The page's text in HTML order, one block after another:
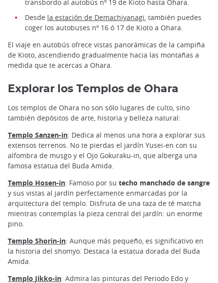
transbordo al autobús nº 19 de Kioto hasta Ohara.
Desde la estación de Demachiyanagi , también puedes
coger los autobuses nº 16 ó 17 de Kioto a Ohara.
El viaje en autobús ofrece vistas panorámicas de la campiña
de Kioto, ascendiendo gradualmente hacia las montañas a
medida que te acercas a Ohara.
Explorar los Templos de Ohara
Los templos de Ohara no son sólo lugares de culto, sino
también depósitos de arte, historia y belleza natural:
Templo Sanzen-in: Dedica al menos una hora a explorar sus
extensos terrenos. No te pierdas el jardín Yusei-en con su
alfombra de musgo y el Ojo Gokuraku-in, que alberga una
famosa estatua del Buda Amida.
Templo Hosen-in: Famoso por su techo manchado de sangre
y sus vistas al jardín perfectamente enmarcadas por la
arquitectura del templo. Disfruta de una taza de té matcha
mientras contemplas la pieza central del jardín: un enorme
pino.
Templo Shorin-in: Aunque más pequeño, es significativo en
la historia del shomyo. Destaca la estatua dorada del Buda
Amida.
Templo Jikko-in: Admira las pinturas del Periodo Edo y